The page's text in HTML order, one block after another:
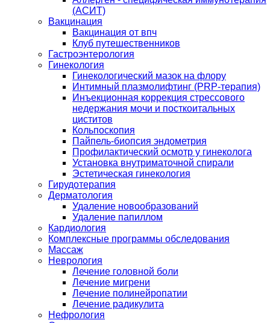
(АСИТ)
Вакцинация
Вакцинация от впч
Клуб путешественников
Гастроэнтерология
Гинекология
Гинекологический мазок на флору
Интимный плазмолифтинг (PRP-терапия)
Инъекционная коррекция стрессового
недержания мочи и посткоитальных
циститов
Кольпоскопия
Пайпель-биопсия эндометрия
Профилактический осмотр у гинеколога
Установка внутриматочной спирали
Эстетическая гинекология
Гирудотерапия
Дерматология
Удаление новообразований
Удаление папиллом
Кардиология
Комплексные программы обследования
Массаж
Неврология
Лечение головной боли
Лечение мигрени
Лечение полинейропатии
Лечение радикулита
Нефрология